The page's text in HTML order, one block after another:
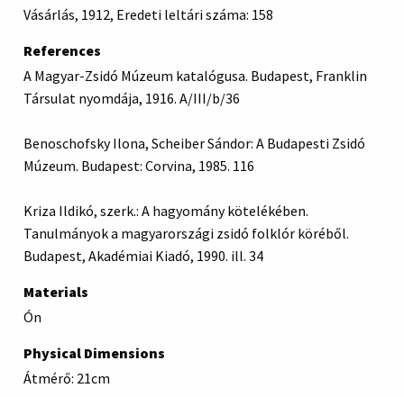
Vásárlás, 1912, Eredeti leltári száma: 158
References
A Magyar-Zsidó Múzeum katalógusa. Budapest, Franklin
Társulat nyomdája, 1916. A/III/b/36
Benoschofsky Ilona, Scheiber Sándor: A Budapesti Zsidó
Múzeum. Budapest: Corvina, 1985. 116
Kriza Ildikó, szerk.: A hagyomány kötelékében.
Tanulmányok a magyarországi zsidó folklór köréből.
Budapest, Akadémiai Kiadó, 1990. ill. 34
Materials
Ón
Physical Dimensions
Átmérő: 21cm